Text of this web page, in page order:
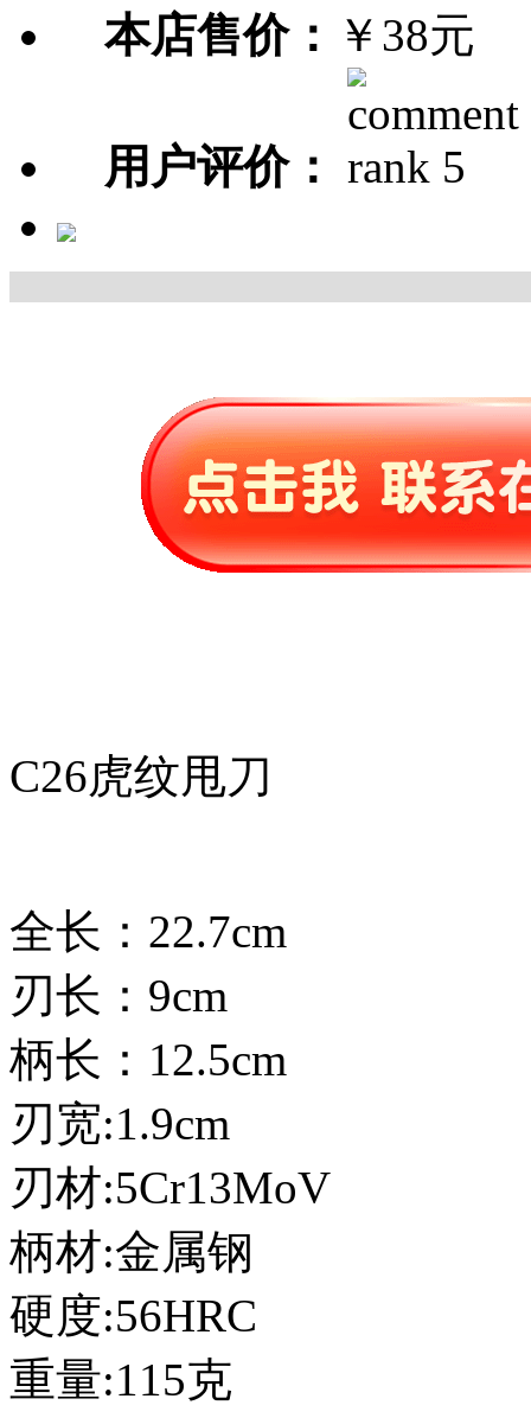
本店售价： ￥38元
用户评价：
C26虎纹甩刀
全长：22.7cm
刃长：9cm
柄长：12.5cm
刃宽:1.9cm
刃材:5Cr13MoV
柄材:金属钢
硬度:56HRC
重量:115克